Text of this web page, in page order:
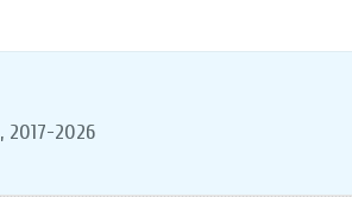
, 2017-2026